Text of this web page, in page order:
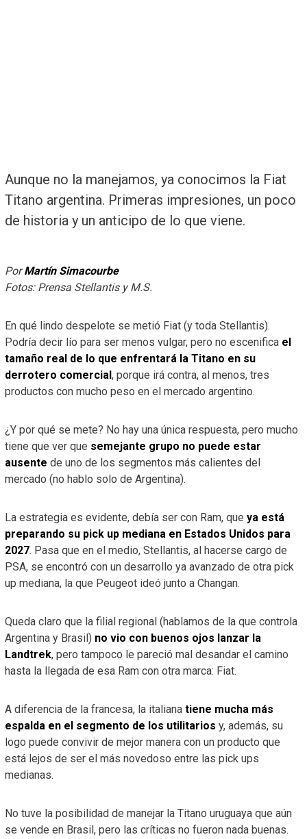
Aunque no la manejamos, ya conocimos la Fiat
Titano argentina. Primeras impresiones, un poco
de historia y un anticipo de lo que viene.
PorMartín Simacourbe
Fotos: Prensa Stellantis y M.S.
En qué lindo despelote se metió Fiat (y toda Stellantis).
Podría decir lío para ser menos vulgar, pero no escenifica el
tamaño real de lo que enfrentará la Titano en su
derrotero comercial , porque irá contra, al menos, tres
productos con mucho peso en el mercado argentino.
¿Y por qué se mete? No hay una única respuesta, pero mucho
tiene que ver que semejante grupo no puede estar
ausente de uno de los segmentos más calientes del
mercado (no hablo solo de Argentina).
La estrategia es evidente, debía ser con Ram, que ya está
preparando su pick up mediana en Estados Unidos para
2027. Pasa que en el medio, Stellantis, al hacerse cargo de
PSA, se encontró con un desarrollo ya avanzado de otra pick
up mediana, la que Peugeot ideó junto a Changan.
Queda claro que la filial regional (hablamos de la que controla
Argentina y Brasil) no vio con buenos ojos lanzar la
Landtrek, pero tampoco le pareció mal desandar el camino
hasta la llegada de esa Ram con otra marca: Fiat.
A diferencia de la francesa, la italiana tiene mucha más
espalda en el segmento de los utilitarios y, además, su
logo puede convivir de mejor manera con un producto que
está lejos de ser el más novedoso entre las pick ups
medianas.
No tuve la posibilidad de manejar la Titano uruguaya que aún
se vende en Brasil, pero las críticas no fueron nada buenas.